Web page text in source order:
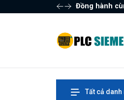
Đồng hành
Tất cả danh